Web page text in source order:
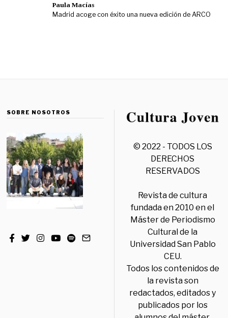
Paula Macías
Madrid acoge con éxito una nueva edición de ARCO
SOBRE NOSOTROS
© 2022 - TODOS LOS
DERECHOS
RESERVADOS
Revista de cultura
fundada en 2010 en el
Máster de Periodismo
Cultural de la
Universidad San Pablo
CEU.
Todos los contenidos de
la revista son
redactados, editados y
publicados por los